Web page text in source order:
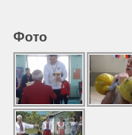
Фото